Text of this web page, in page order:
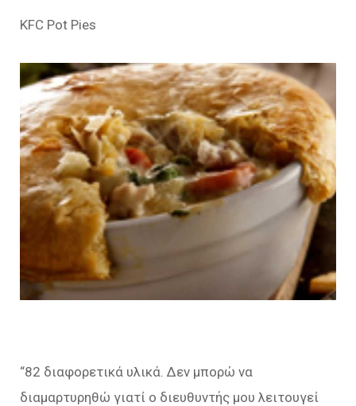
KFC Pot Pies
“82 διαφορετικά υλικά. Δεν μπορώ να
διαμαρτυρηθώ γιατί ο διευθυντής μου λειτουγεί